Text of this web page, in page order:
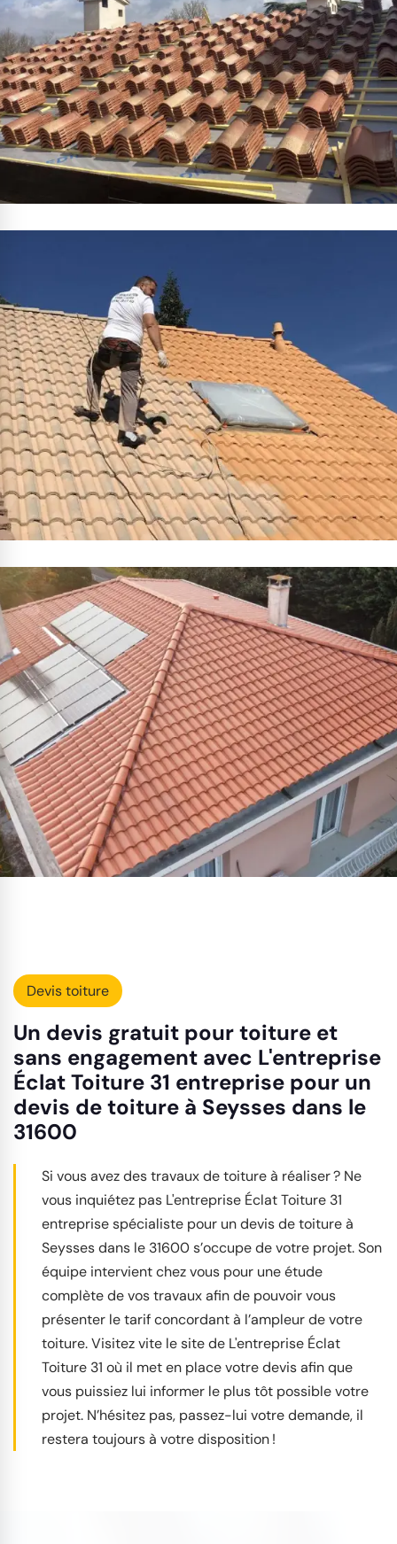
Devis toiture
Un devis gratuit pour toiture et
sans engagement avec L'entreprise
Éclat Toiture 31 entreprise pour un
devis de toiture à Seysses dans le
31600
Si vous avez des travaux de toiture à réaliser ? Ne
vous inquiétez pas L'entreprise Éclat Toiture 31
entreprise spécialiste pour un devis de toiture à
Seysses dans le 31600 s’occupe de votre projet. Son
équipe intervient chez vous pour une étude
complète de vos travaux afin de pouvoir vous
présenter le tarif concordant à l’ampleur de votre
toiture. Visitez vite le site de L'entreprise Éclat
Toiture 31 où il met en place votre devis afin que
vous puissiez lui informer le plus tôt possible votre
projet. N’hésitez pas, passez-lui votre demande, il
restera toujours à votre disposition !